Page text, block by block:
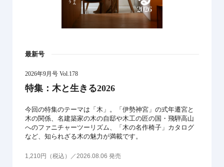
最新号
2026年9月号 Vol.178
特集：木と生きる2026
今回の特集のテーマは「木」。「伊勢神宮」の式年遷宮と
木の関係、名建築家の木の自邸や木工の匠の国・飛騨高山
へのファニチャーツーリズム、「木の名作椅子」カタログ
など、知られざる木の魅力が満載です。
1,210円（税込）／2026.08.06 発売